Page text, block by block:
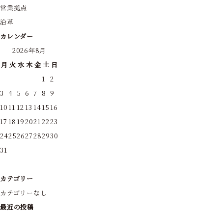
営業拠点
沿革
カレンダー
2026年8月
月 火水 木金 土 日
1 2
3 4 5 6 7 8 9
10 11 12 13 1415 16
17 18 1920212223
24252627282930
31
カテゴリー
カテゴリーなし
最近の投稿